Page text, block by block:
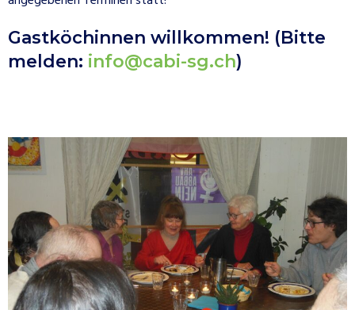
Gastköchinnen willkommen! (Bitte
melden: info@cabi-sg.ch)